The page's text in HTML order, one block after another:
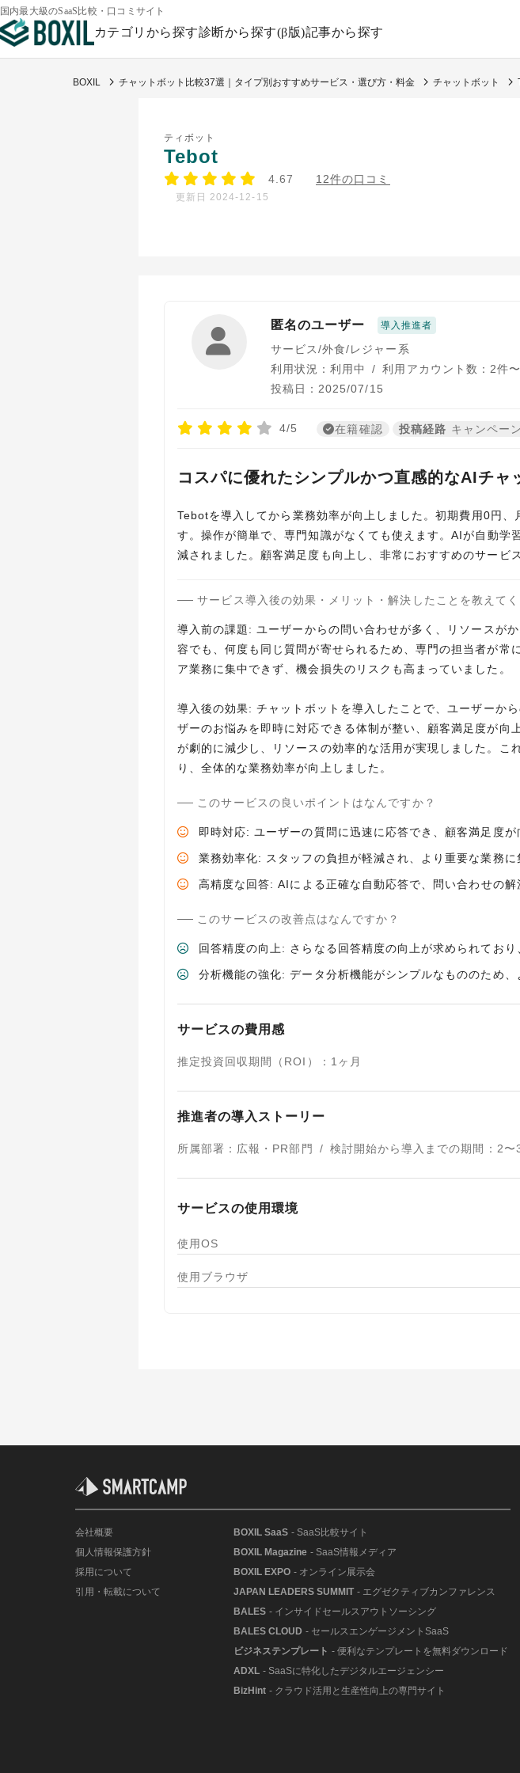
国内最大級のSaaS比較・口コミサイト
カテゴリから探す診断から探す(β版)記事から探す
BOXIL チャットボット比較37選｜タイプ別おすすめサービス・選び方・料金 チャットボット
ティボット
Tebot
4.67 12件の口コミ
更新日 2024-12-15
匿名のユーザー 導入推進者
サービス/外食/レジャー系
利用状況：利用中
/ 利用アカウント数：2件
投稿日：2025/07/15
4/5 在籍確認 投稿経路 キャンペーン
コスパに優れたシンプルかつ直感的なAIチャ
Tebotを導入してから業務効率が向上しました。初期費用0円
す。操作が簡単で、専門知識がなくても使えます。AIが自動
減されました。顧客満足度も向上し、非常におすすめのサービス
サービス導入後の効果・メリット・解決したことを教えて
導入前の課題: ユーザーからの問い合わせが多く、リソースが
容でも、何度も同じ質問が寄せられるため、専門の担当者が
ア業務に集中できず、機会損失のリスクも高まっていました。
導入後の効果: チャットボットを導入したことで、ユーザーか
ザーのお悩みを即時に対応できる体制が整い、顧客満足度が
が劇的に減少し、リソースの効率的な活用が実現しました。
り、全体的な業務効率が向上しました。
このサービスの良いポイントはなんですか？
即時対応: ユーザーの質問に迅速に応答でき、顧客満足度が
業務効率化: スタッフの負担が軽減され、より重要な業務に
高精度な回答: AIによる正確な自動応答で、問い合わせの解
このサービスの改善点はなんですか？
回答精度の向上: さらなる回答精度の向上が求められており
分析機能の強化: データ分析機能がシンプルなもののため
サービスの費用感
推定投資回収期間（ROI） ： 1ヶ月
推進者の導入ストーリー
所属部署 ： 広報・PR部門 / 検討開始から導入までの期間 ： 2〜
サービスの使用環境
使用OS
使用ブラウザ
会社概要
個人情報保護方針
採用について
引用・転載について
BOXIL SaaS - SaaS比較サイト
BOXIL Magazine - SaaS情報メディア
BOXIL EXPO - オンライン展示会
JAPAN LEADERS SUMMIT - エグゼクティブカンファレンス
BALES - インサイドセールスアウトソーシング
BALES CLOUD - セールスエンゲージメントSaaS
ビジネステンプレート - 便利なテンプレートを無料ダウンロード
ADXL - SaaSに特化したデジタルエージェンシー
BizHint - クラウド活用と生産性向上の専門サイト